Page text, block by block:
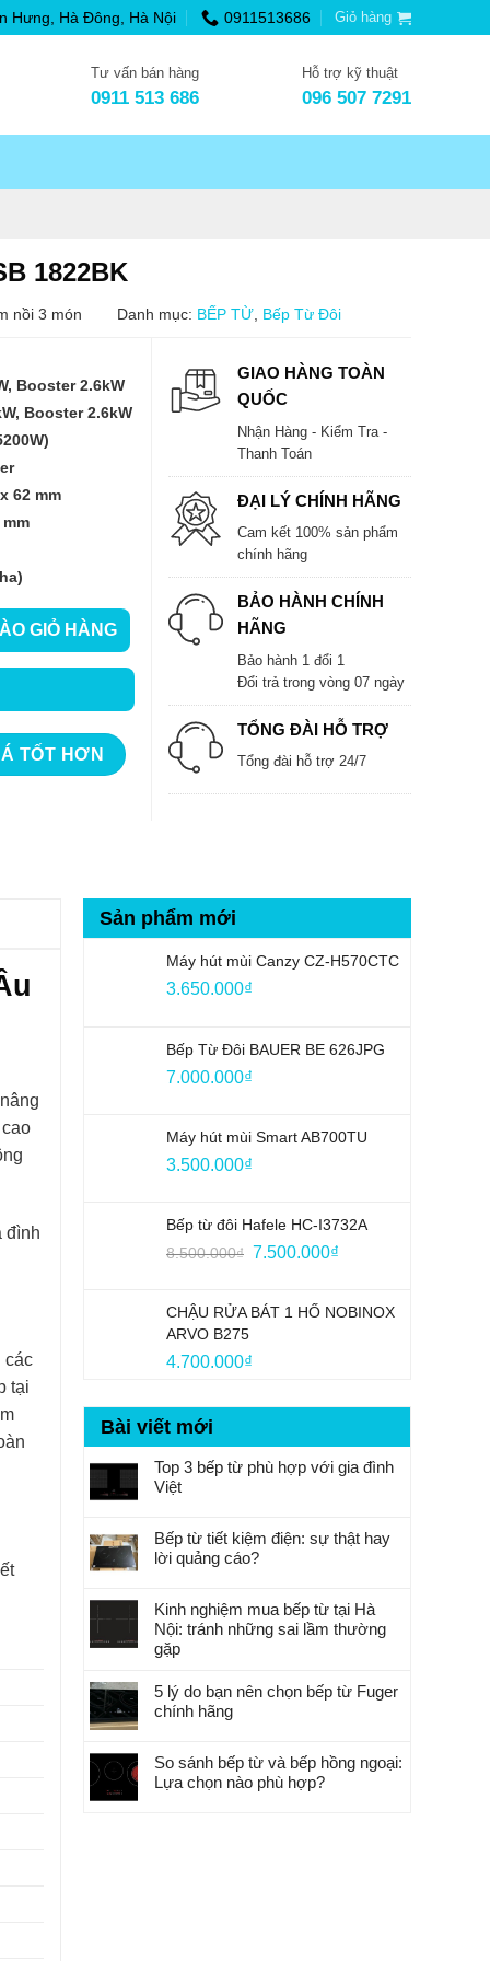
Hưng, Hà Đông, Hà Nội 0911513686 Giỏ hàng
Tư vấn bán hàng
0911 513 686
Hỗ trợ kỹ thuật
096 507 7291
1822BK
nồi 3 món Danh mục: BẾP TỪ Bếp Từ Đôi
Booster 2.6kW
Booster 2.6kW
62 mm
mm
lượng
GIỎ HÀNG
TỐT HƠN
GIAO HÀNG TOÀN
QUỐC
Nhận Hàng - Kiểm Tra -
Thanh Toán
ĐẠI LÝ CHÍNH HÃNG
Cam kết 100% sản phẩm
chính hãng
BẢO HÀNH CHÍNH
HÃNG
Bảo hành 1 đổi 1
Đổi trả trong vòng 07 ngày
TỔNG ĐÀI HỖ TRỢ
Tổng đài hỗ trợ 24/7
đình
các
tại
Sản phẩm mới
Máy hút mùi Canzy CZ-H570CTC
3.650.000₫
Bếp Từ Đôi BAUER BE 626JPG
7.000.000₫
Máy hút mùi Smart AB700TU
3.500.000₫
Bếp từ đôi Hafele HC-I3732A
8.500.000₫ Giá
8.500.000₫.
7.500.000₫
là:
CHẬU RỬA BÁT 1 HỐ NOBINOX
ARVO B275
4.700.000₫
Bài viết mới
Top 3 bếp từ phù hợp với gia đình
Việt
Bếp từ tiết kiệm điện: sự thật hay
lời quảng cáo?
Kinh nghiệm mua bếp từ tại Hà
Nội: tránh những sai lầm thường
gặp
5 lý do bạn nên chọn bếp từ Fuger
chính hãng
So sánh bếp từ và bếp hồng ngoại:
Lựa chọn nào phù hợp?